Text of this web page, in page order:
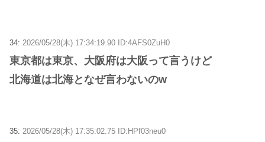
34: 2026/05/28(木) 17:34:19.90 ID:4AFS0ZuH0
東京都は東京、大阪府は大阪って言うけど
北海道は北海となぜ言わないのw
35: 2026/05/28(木) 17:35:02.75 ID:HPf03neu0